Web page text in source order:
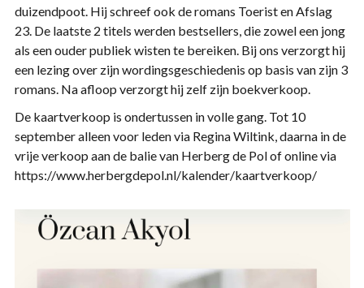
duizendpoot. Hij schreef ook de romans Toerist en Afslag
23. De laatste 2 titels werden bestsellers, die zowel een jong
als een ouder publiek wisten te bereiken. Bij ons verzorgt hij
een lezing over zijn wordingsgeschiedenis op basis van zijn 3
romans. Na afloop verzorgt hij zelf zijn boekverkoop.
De kaartverkoop is ondertussen in volle gang. Tot 10
september alleen voor leden via Regina Wiltink, daarna in de
vrije verkoop aan de balie van Herberg de Pol of online via
https://www.herbergdepol.nl/kalender/kaartverkoop/